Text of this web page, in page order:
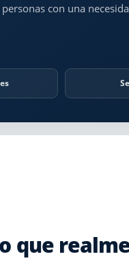
personas con una
que